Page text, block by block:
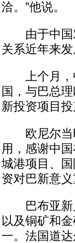
洽。”他说。
由于中国对
关系近年来发
上个月，中
国，与巴总
新投资项目
欧尼尔当时
用，感谢中
城港项目、
资对巴新意
巴布亚新几
以及铜矿和
一。法国道